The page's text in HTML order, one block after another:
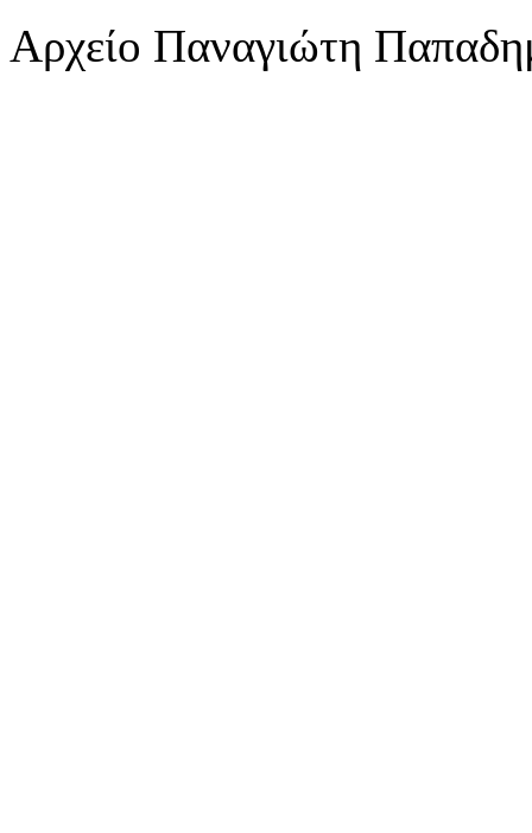
Αρχείο Παναγιώτη